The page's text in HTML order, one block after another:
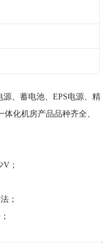
、蓄电池、EPS电源、精
化机房产品品种齐全、
；
；